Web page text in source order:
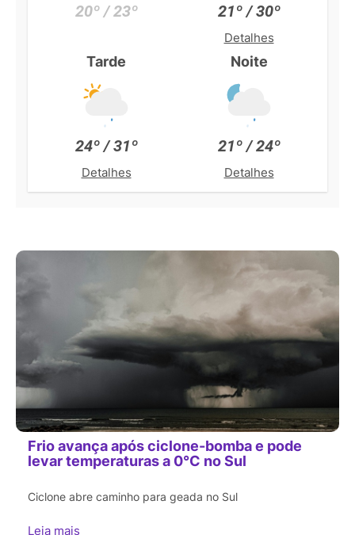
20º / 23º 21º / 30º
Detalhes
Tarde
24º / 31º
Detalhes
Noite
21º / 24º
Detalhes
Frio avança após ciclone-bomba e pode
levar temperaturas a 0°C no Sul
Ciclone abre caminho para geada no Sul
Leia mais